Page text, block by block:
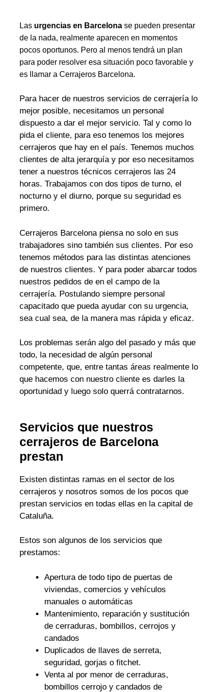
Las urgencias en Barcelona se pueden presentar
de la nada, realmente aparecen en momentos
pocos oportunos. Pero al menos tendrá un plan
para poder resolver esa situación poco favorable y
es llamar a Cerrajeros Barcelona.
Para hacer de nuestros servicios de cerrajería lo
mejor posible, necesitamos un personal
dispuesto a dar el mejor servicio. Tal y como lo
pida el cliente, para eso tenemos los mejores
cerrajeros que hay en el país. Tenemos muchos
clientes de alta jerarquía y por eso necesitamos
tener a nuestros técnicos cerrajeros las 24
horas. Trabajamos con dos tipos de turno, el
nocturno y el diurno, porque su seguridad es
primero.
Cerrajeros Barcelona piensa no solo en sus
trabajadores sino también sus clientes. Por eso
tenemos métodos para las distintas atenciones
de nuestros clientes. Y para poder abarcar todos
nuestros pedidos de en el campo de la
cerrajería. Postulando siempre personal
capacitado que pueda ayudar con su urgencia,
sea cual sea, de la manera mas rápida y eficaz.
Los problemas serán algo del pasado y más que
todo, la necesidad de algún personal
competente, que, entre tantas áreas realmente lo
que hacemos con nuestro cliente es darles la
oportunidad y luego solo querrá contratarnos.
Servicios que nuestros
cerrajeros de Barcelona
prestan
Existen distintas ramas en el sector de los
cerrajeros y nosotros somos de los pocos que
prestan servicios en todas ellas en la capital de
Cataluña.
Estos son algunos de los servicios que
prestamos:
Apertura de todo tipo de puertas de
viviendas, comercios y vehículos
manuales o automáticas
Mantenimiento, reparación y sustitución
de cerraduras, bombillos, cerrojos y
candados
Duplicados de llaves de serreta,
seguridad, gorjas o fitchet.
Venta al por menor de cerraduras,
bombillos cerrojo y candados de